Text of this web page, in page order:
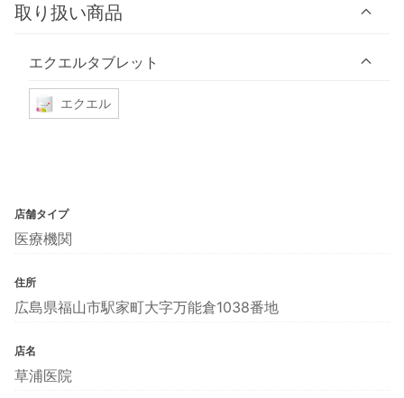
取り扱い商品
エクエルタブレット
エクエル
店舗タイプ
医療機関
住所
広島県福山市駅家町大字万能倉1038番地
店名
草浦医院